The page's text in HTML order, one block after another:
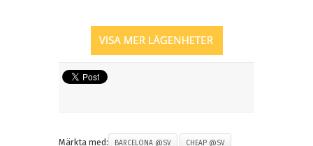
Märkta med: BARCELONA @SV CHEAP @SV